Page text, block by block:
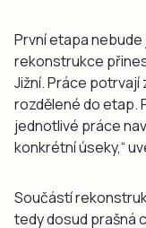
První etapa
rekonstrukce
Jižní. Práce
rozdělené do etap.
jednotlivé práce
konkrétní úseky,“
Součástí
tedy dosud prašná